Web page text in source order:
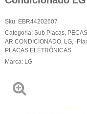
Sku: EBR44202607
Categoria: Sub Placas
AR CONDICIONADO LG -
PLACAS ELETRÔNICAS
Marca: LG